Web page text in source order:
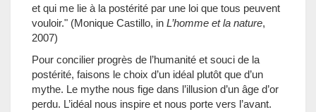
et qui me lie à la postérité par une loi que tous peuvent
vouloir." (Monique Castillo, in L’homme et la nature,
2007)
Pour concilier progrès de l’humanité et souci de la
postérité, faisons le choix d’un idéal plutôt que d’un
mythe. Le mythe nous fige dans l’illusion d’un âge d’or
perdu. L’idéal nous inspire et nous porte vers l’avant.